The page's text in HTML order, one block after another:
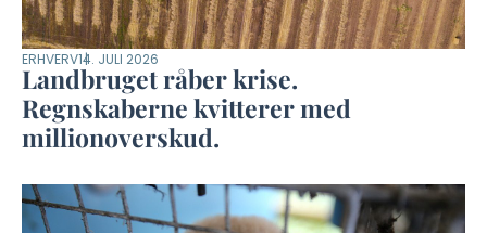
ERHVERV14. JULI 2026
Landbruget råber krise.
Regnskaberne kvitterer med
millionoverskud.